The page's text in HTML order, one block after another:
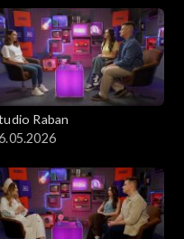
Raban